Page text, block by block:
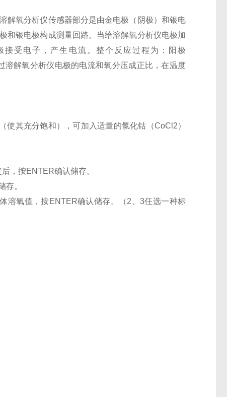
解氧分析仪传感器部分是由金电极（阴极）和银电
和银电极构成测量回路。当给溶解氧分析仪电极加
接受电子，产生电流。整个反应过程为：阳极
解氧分析仪电极的电流和氧分压成正比，在温度
其充分饱和），可加入适量的氯化钴（CoCl2）
，按ENTER确认储存。
存。
溶氧值，按ENTER确认储存。（2、3任选一种标